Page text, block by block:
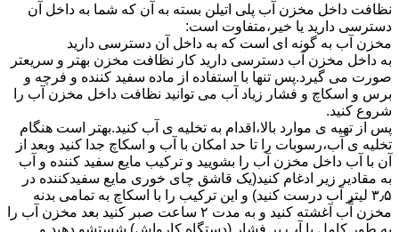
نظافت داخل مخزن آب پلی اتیلن بسته به آن که شما به داخل آن
دسترسی دارید یا خیر،متفاوت است:
مخزن آب به گونه ای است که به داخل آن دسترسی دارید
به داخل مخزن آب دسترسی دارید کار نظافت مخزن بهتر و سریعتر
صورت می گیرد.پس تنها با استفاده از ماده سفید کننده و فرچه و
برس و اسکاچ و فشار زیاد آب می توانید نظافت داخل مخزن آب را
شروع کنید.
پس از تهیه ی موارد بالا،اقدام به تخلیه ی آب کنید.بهتر است هنگام
تخلیه ی آب،رسوبات را تا حد امکان با آب و اسکاچ جدا کنید وبعد از
آن با آب داخل مخزن آب را بشویید و ترکیب مایع سفید کننده و آب
به مقادیر زیر ادغام کنید(یک قاشق چای خوری مایع سفیدکننده در
۳٫۵ لیتر آب درست کنید) و این ترکیب را با اسکاچ به تمامی بدنه
مخزن آّب آغشته کنید و به مدت ۲ ساعت صبر کنید بعد مخزن آب را
به طور کامل با آب پر فشار (دستگاه کارواش) شستشو دهید و